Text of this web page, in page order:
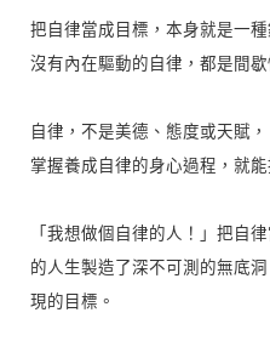
把自律當成目標，本身就是一種
沒有內在驅動的自律，都是間
自律，不是美德、態度或天賦，
掌握養成自律的身心過程，就能
「我想做個自律的人！」把自
的人生製造了深不可測的無底
現的目標。